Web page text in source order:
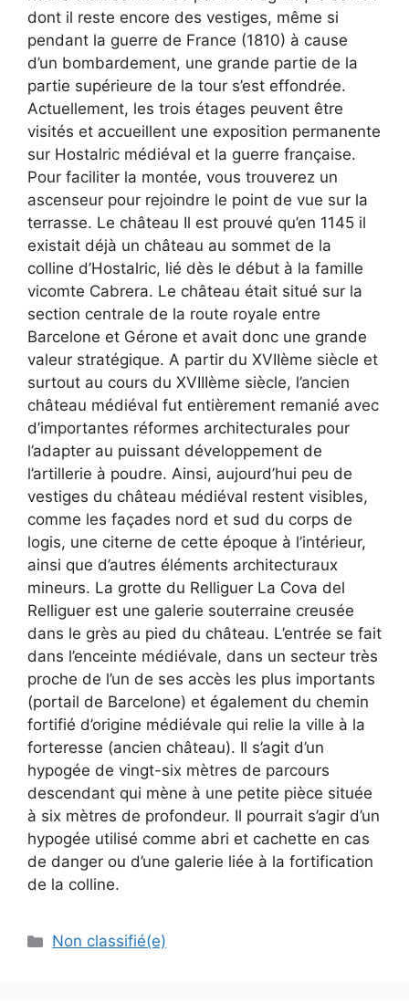
dont il reste encore des vestiges, même si
pendant la guerre de France (1810) à cause
d’un bombardement, une grande partie de la
partie supérieure de la tour s’est effondrée.
Actuellement, les trois étages peuvent être
visités et accueillent une exposition permanente
sur Hostalric médiéval et la guerre française.
Pour faciliter la montée, vous trouverez un
ascenseur pour rejoindre le point de vue sur la
terrasse. Le château Il est prouvé qu’en 1145 il
existait déjà un château au sommet de la
colline d’Hostalric, lié dès le début à la famille
vicomte Cabrera. Le château était situé sur la
section centrale de la route royale entre
Barcelone et Gérone et avait donc une grande
valeur stratégique. A partir du XVIIème siècle et
surtout au cours du XVIIIème siècle, l’ancien
château médiéval fut entièrement remanié avec
d’importantes réformes architecturales pour
l’adapter au puissant développement de
l’artillerie à poudre. Ainsi, aujourd’hui peu de
vestiges du château médiéval restent visibles,
comme les façades nord et sud du corps de
logis, une citerne de cette époque à l’intérieur,
ainsi que d’autres éléments architecturaux
mineurs. La grotte du Relliguer La Cova del
Relliguer est une galerie souterraine creusée
dans le grès au pied du château. L’entrée se fait
dans l’enceinte médiévale, dans un secteur très
proche de l’un de ses accès les plus importants
(portail de Barcelone) et également du chemin
fortifié d’origine médiévale qui relie la ville à la
forteresse (ancien château). Il s’agit d’un
hypogée de vingt-six mètres de parcours
descendant qui mène à une petite pièce située
à six mètres de profondeur. Il pourrait s’agir d’un
hypogée utilisé comme abri et cachette en cas
de danger ou d’une galerie liée à la fortification
de la colline.
Non classifié(e)